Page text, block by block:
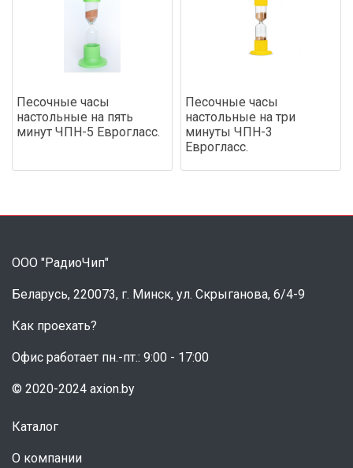
Песочные часы
настольные на пять
минут ЧПН-5 Еврогласс.
Песочные часы
настольные на три
минуты ЧПН-3
Еврогласс.
ООО "РадиоЧип"
Беларусь, 220073, г. Минск, ул. Скрыганова, 6/4-9
Как проехать?
Офис работает пн.-пт.: 9:00 - 17:00
© 2020-2024 axion.by
Каталог
О компании